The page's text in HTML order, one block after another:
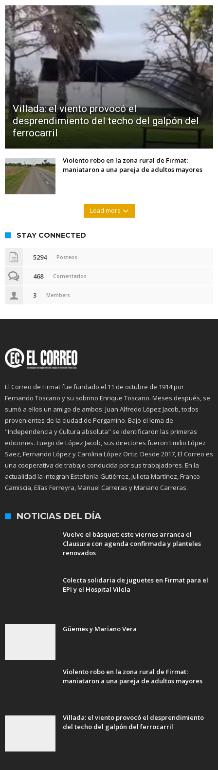
Villada: el viento provocó el
desprendimiento del techo del galpón del
ferrocarril
Violento robo en la zona rural de Firmat:
maniataron a una pareja de adultos mayores
Load more
STAY CONNECTED
5294 Posteos
468 Comentarios
3 Members
El Correo de Firmat fue fundado el 11 de octubre de 1914 por
Fernando Toscano y su sobrino Enrique Toscano. Meses después, se
sumó a ellos un amigo de ambos: Juan Alfredo López Jacob, todos
provenientes de la ciudad de Pergamino. Bajo el lema de
"Independencia y Cultura absoluta" se identificaron las primeras
ediciones. Luego de López Jacob, sus directores fueron Emilio López
Saez, Fernando López y Carolina López Ortiz. Desde 2017, El Correo es
una cooperativa de trabajo conducida por sus trabajadores. En la
actualidad la integran Estefanía Gutiérrez, Julieta Martínez, Franco
Camiscia, Elías Ferreyra, Manuel Carreras y Mariano Carreras.
NOTICIAS DEL DÍA
Vuelve el básquet: este viernes arranca el
Clausura con agenda confirmada y planteles
renovados
Colecta solidaria de juguetes en Firmat para el
EPI y el Hospital Vilela
Güemes y Mariano Vera
Violento robo en la zona rural de Firmat:
maniataron a una pareja de adultos mayores
Villada: el viento provocó el desprendimiento
del techo del galpón del ferrocarril